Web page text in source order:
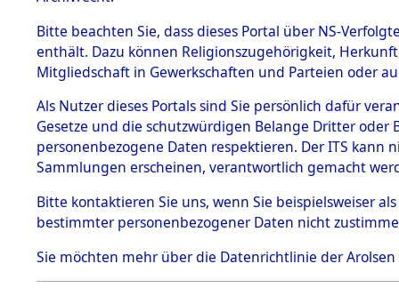
BESTÄNDE
1.
mente
5. Verschiedenes
5.3
Todesmärsche
5.3.1 Alliierte
Erhebungen
zu
Todesmärsch
en
5.3.2
Bitte beachten Sie, dass dieses Portal über NS-
enthält. Dazu können Religionszugehörigkeit,
Mitgliedschaft in Gewerkschaften und Parteien oder
Als Nutzer dieses Portals sind Sie persönlich dafür
Gesetze und die schutzwürdigen Belange Dritter
personenbezogene Daten respektieren. Der ITS
Sammlungen erscheinen, verantwortlich gemacht
Bitte kontaktieren Sie uns, wenn Sie beispielsweiser
bestimmter personenbezogener Daten nicht
Sie möchten mehr über die Datenrichtlinie der Arolsen